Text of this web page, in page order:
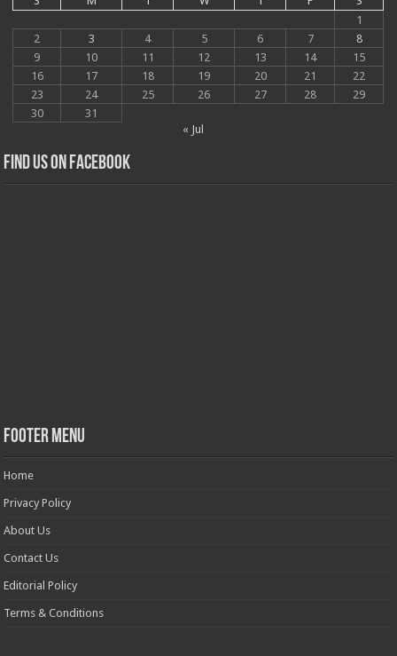
1
2
3 4 5 6 7
8
9
10 11 12 13 14
15
16
17 18 19 20 21
22
23
24 25 26 27 28
29
30
31
« Jul
Find us on Facebook
Footer Menu
Home
Privacy Policy
About Us
Contact Us
Editorial Policy
Terms & Conditions